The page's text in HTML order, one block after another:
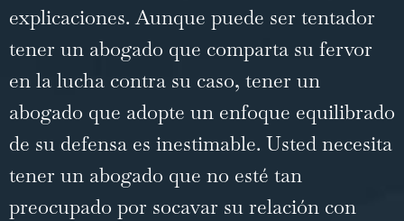
explicaciones. Aunque puede ser tentador
tener un abogado que comparta su fervor
en la lucha contra su caso, tener un
abogado que adopte un enfoque equilibrado
de su defensa es inestimable. Usted necesita
tener un abogado que no esté tan
preocupado por socavar su relación con